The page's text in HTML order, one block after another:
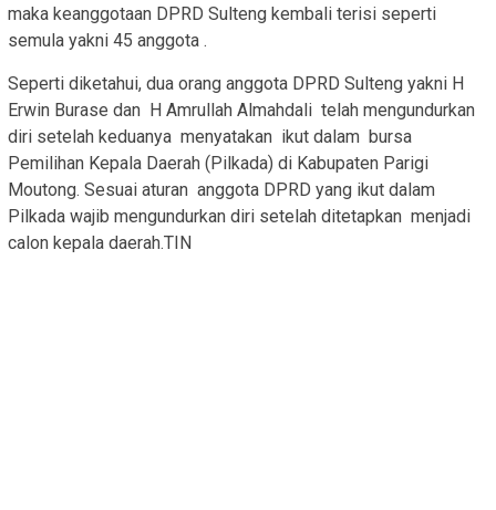
maka keanggotaan DPRD Sulteng kembali terisi seperti
semula yakni 45 anggota .
Seperti diketahui, dua orang anggota DPRD Sulteng yakni H
Erwin Burase dan H Amrullah Almahdali telah mengundurkan
diri setelah keduanya menyatakan ikut dalam bursa
Pemilihan Kepala Daerah (Pilkada) di Kabupaten Parigi
Moutong. Sesuai aturan anggota DPRD yang ikut dalam
Pilkada wajib mengundurkan diri setelah ditetapkan menjadi
calon kepala daerah.TIN